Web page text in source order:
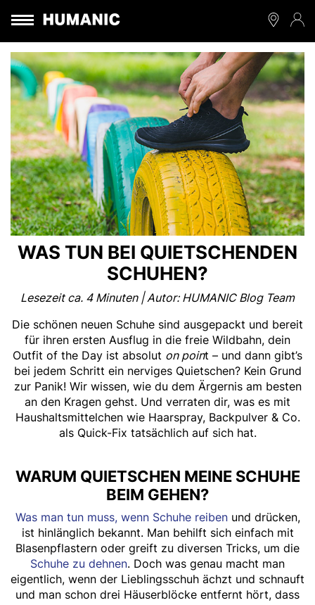
WAS TUN BEI QUIETSCHENDEN
SCHUHEN?
Lesezeit ca. 4 Minuten | Autor: HUMANIC Blog Team
Die schönen neuen Schuhe sind ausgepackt und bereit
für ihren ersten Ausflug in die freie Wildbahn, dein
Outfit of the Day ist absolut on point – und dann gibt’s
bei jedem Schritt ein nerviges Quietschen? Kein Grund
zur Panik! Wir wissen, wie du dem Ärgernis am besten
an den Kragen gehst. Und verraten dir, was es mit
Haushaltsmittelchen wie Haarspray, Backpulver & Co.
als Quick-Fix tatsächlich auf sich hat.
WARUM QUIETSCHEN MEINE SCHUHE
BEIM GEHEN?
Was man tun muss, wenn Schuhe reibenund drücken,
ist hinlänglich bekannt. Man behilft sich einfach mit
Blasenpflastern oder greift zu diversen Tricks, um die
Schuhe zu dehnen. Doch was genau macht man
eigentlich, wenn der Lieblingsschuh ächzt und schnauft
und man schon drei Häuserblöcke entfernt hört, dass